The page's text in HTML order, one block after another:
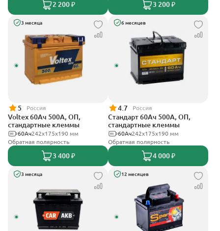
2 200 ₽ 3 200 ₽
3 месяца
5 Россия
Voltex 60Ач 500А, ОП,
стандартные клеммы
242х175х190 мм
60Ач
Обратная полярность
3 400 ₽
6 месяцев
4.7 Россия
Стандарт 60Ач 500А, ОП,
стандартные клеммы
242x175x190 мм
60Ач
Обратная полярность
4 000 ₽
3 месяца 12 месяцев